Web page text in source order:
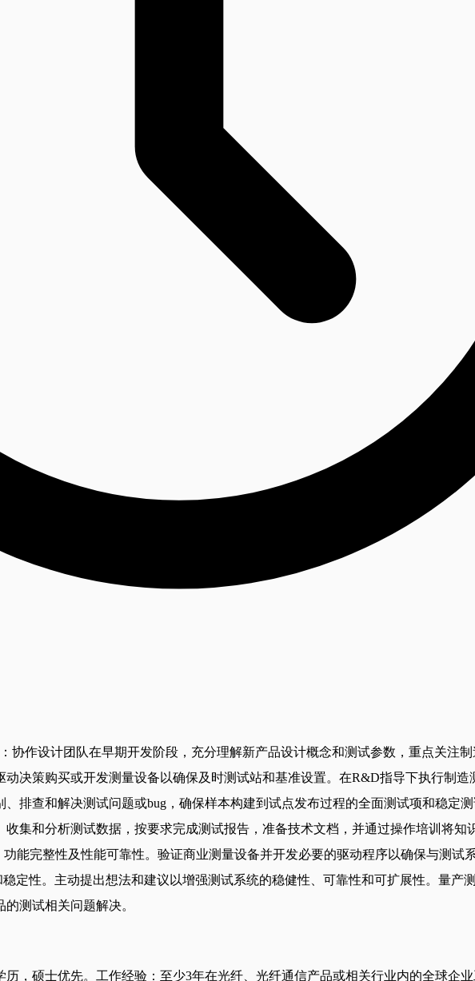
协作设计团队在早期开发阶段，充分理解新产品设计概念和测试参数，重点关注
决策购买或开发测量设备以确保及时测试站和基准设置。在R&D指导下执行制
排查和解决测试问题或bug，确保样本构建到试点发布过程的全面测试项和稳定
集和分析测试数据，按要求完成测试报告，准备技术文档，并通过操作培训将知
能完整性及性能可靠性。验证商业测量设备并开发必要的驱动程序以确保与测试
定性。主动提出想法和建议以增强测试系统的稳健性、可靠性和可扩展性。量产
测试相关问题解决。
，硕士优先。工作经验：至少3年在光纤、光纤通信产品或相关行业内的全球企